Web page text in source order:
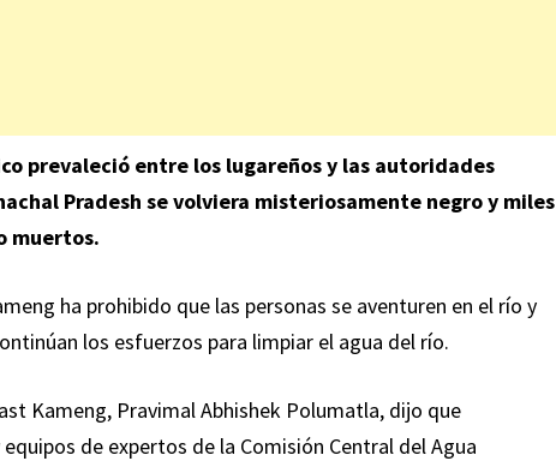
prevaleció entre los lugareños y las autoridades
Pradesh se volviera misteriosamente negro y miles
muertos.
ha prohibido que las personas se aventuren en el río y
los esfuerzos para limpiar el agua del río.
Kameng, Pravimal Abhishek Polumatla, dijo que
de expertos de la Comisión Central del Agua